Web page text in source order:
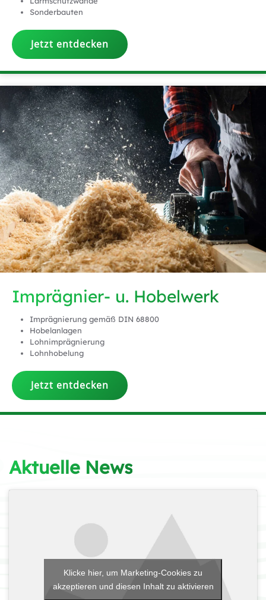
Sonderbauten
Jetzt entdecken
Imprägnier- u. Hobelwerk
Imprägnierung gemäß DIN 68800
Hobelanlagen
Lohnimprägnierung
Lohnhobelung
Jetzt entdecken
Aktuelle News
Klicke hier, um Marketing-Cookies zu
akzeptieren und diesen Inhalt zu aktivieren